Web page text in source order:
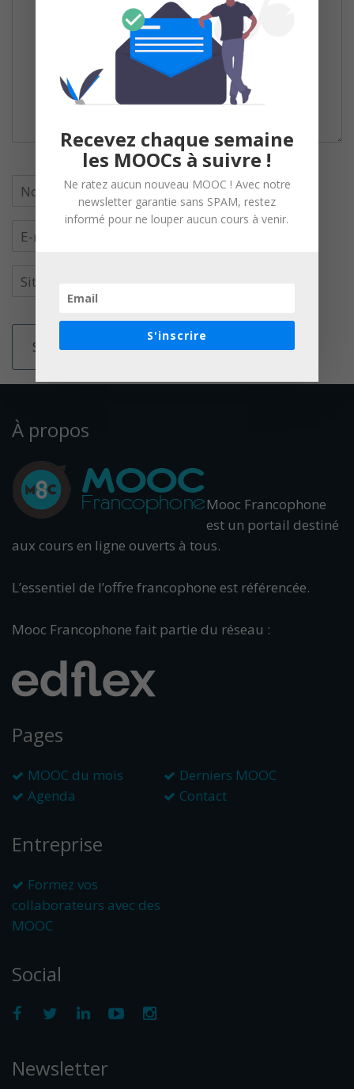
À propos
Mooc Francophone
est un portail destiné
aux cours en ligne ouverts à tous.
L’essentiel de l’offre francophone est référencée.
Mooc Francophone fait partie du réseau :
Pages
MOOC du mois
Derniers MOOC
Agenda
Contact
Entreprise
Formez vos
collaborateurs avec des
MOOC
Social
Newsletter
Recevez chaque semaine
les MOOCs à suivre !
Ne ratez aucun nouveau MOOC ! Avec notre
newsletter garantie sans SPAM, restez
informé pour ne louper aucun cours à venir.
S'inscrire